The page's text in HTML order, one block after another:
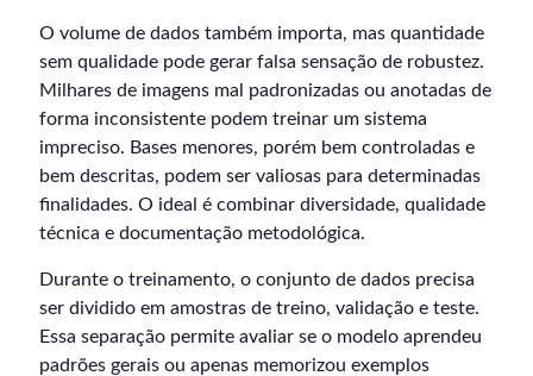
O volume de dados também importa, mas quantidade
sem qualidade pode gerar falsa sensação de robustez.
Milhares de imagens mal padronizadas ou anotadas de
forma inconsistente podem treinar um sistema
impreciso. Bases menores, porém bem controladas e
bem descritas, podem ser valiosas para determinadas
finalidades. O ideal é combinar diversidade, qualidade
técnica e documentação metodológica.
Durante o treinamento, o conjunto de dados precisa
ser dividido em amostras de treino, validação e teste.
Essa separação permite avaliar se o modelo aprendeu
padrões gerais ou apenas memorizou exemplos